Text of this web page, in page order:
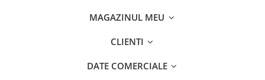
MAGAZINUL MEU
CLIENTI
DATE COMERCIALE